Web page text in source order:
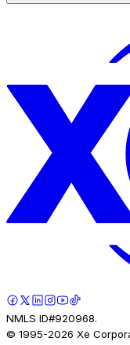
NMLS ID#920968.
© 1995-2026 Xe